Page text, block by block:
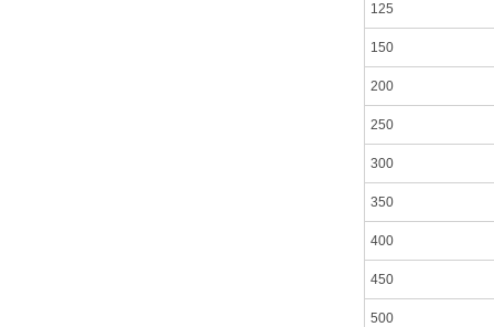
125
150
200
250
300
350
400
450
500